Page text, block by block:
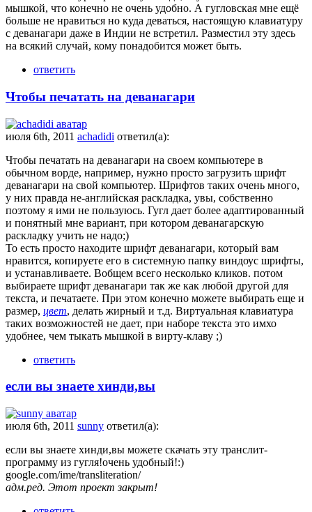
мышкой, что конечно не очень удобно. А гугловская мне ещё
больше не нравиться но куда деваться, настоящую клавиатуру
с деванагари даже в Индии не встретил. Разместил эту здесь
на всякий случай, кому понадобится может быть.
ответить
Чтобы печатать на деванагари
июля 6th, 2011 achadidi ответил(а):
Чтобы печатать на деванагари на своем компьютере в
обычном ворде, например, нужно просто загрузить шрифт
деванагари на свой компьютер. Шрифтов таких очень много,
у них правда не-английская раскладка, увы, собственно
поэтому я ими не пользуюсь. Гугл дает более адаптированный
и понятный мне вариант, при котором деванагарскую
раскладку учить не надо;)
То есть просто находите шрифт деванагари, который вам
нравится, копируете его в системную папку виндоус шрифты,
и устанавливаете. Вобщем всего несколько кликов. потом
выбираете шрифт деванагари так же как любой другой для
текста, и печатаете. При этом конечно можете выбирать еще и
размер, цвет, делать жирный и т.д. Виртуальная клавиатура
таких возможностей не дает, при наборе текста это имхо
удобнее, чем тыкать мышкой в вирту-клаву ;)
ответить
если вы знаете хинди,вы
июля 6th, 2011 sunny ответил(а):
если вы знаете хинди,вы можете скачать эту транслит-
программу из гугля!очень удобный!:)
google.com/ime/transliteration/
адм.ред. Этот проект закрыт!